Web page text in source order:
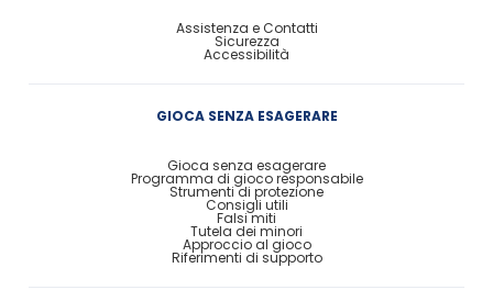
Assistenza e Contatti
Sicurezza
Accessibilità
GIOCA SENZA ESAGERARE
Gioca senza esagerare
Programma di gioco responsabile
Strumenti di protezione
Consigli utili
Falsi miti
Tutela dei minori
Approccio al gioco
Riferimenti di supporto